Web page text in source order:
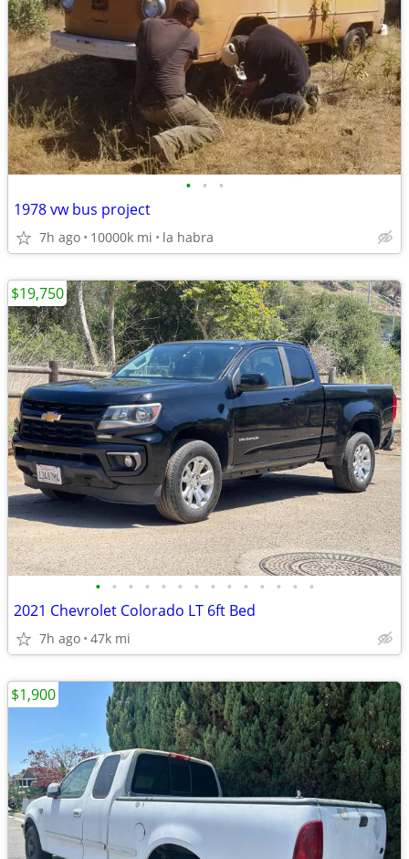
• • •
1978 vw bus project
7h ago 10000k mi la habra
• • • • • • • • • • • • • •
2021 Chevrolet Colorado LT 6ft Bed
7h ago 47k mi
$19,750
$1,900